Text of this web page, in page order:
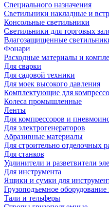
Специального назначения
Светильники накладные и
Консольные светильники
Светильники для торговых
Влагозащищенные
Фонари
Расходные материалы и
Для сварки
Для садовой техники
Для моек высокого давления
Комплектующие для
Колеса промышленные
Ленты
Для компрессоров и
Для электрогенераторов
Абразивные материалы
Для строительно отделочных
Для станков
Удлинители и разветвители
Для инструмента
Ящики и сумки для
Грузоподъемное
Тали и тельферы